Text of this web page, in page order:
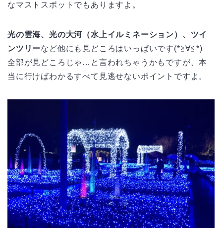
なマストスポットでもありますよ。
光の雲海、光の大河（水上イルミネーション）、ツイ
ンツリーなど他にも見どころはいっぱいです(*≧∀≦*)
全部が見どころじゃ…と言われちゃうかもですが、本
当に行けばわかるすべて見逃せないポイントですよ。